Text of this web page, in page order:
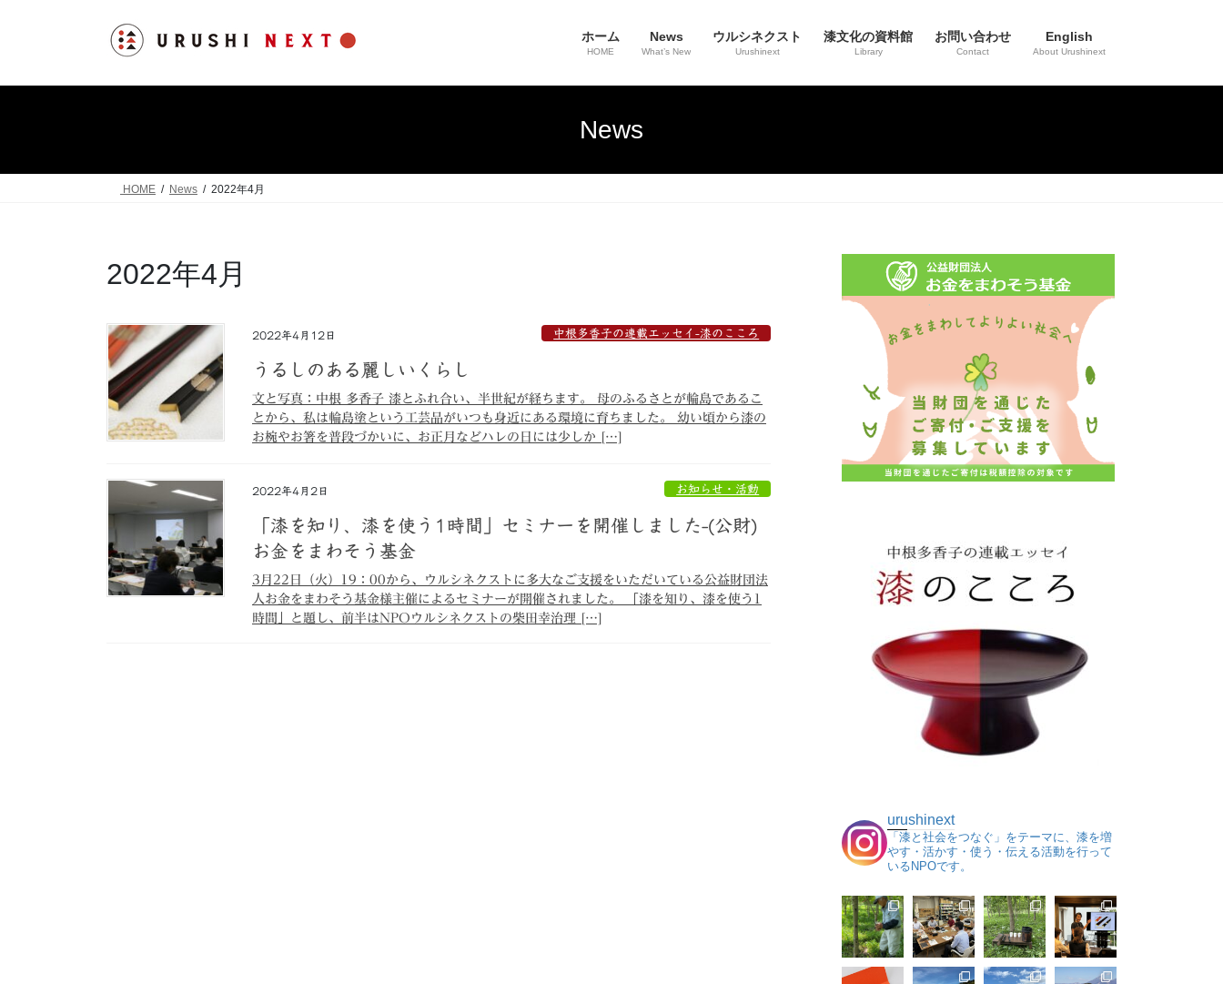
ホーム
HOME
News
What’s New
ウルシネクスト
Urushinext
漆文化の資料館
Library
お問い合わせ
Contact
English
About Urushinext
News
HOME News 2022年4月
2022年4月
2022年4月12日 中根多香子の連載エッセイ-漆のこころ
うるしのある麗しいくらし
文と写真：中根 多香子 漆とふれ合い、半世紀が経ちます。 母のふるさとが輪島であるこ
とから、私は輪島塗という工芸品がいつも身近にある環境に育ちました。 幼い頃から漆の
お椀やお箸を普段づかいに、お正月などハレの日には少しか […]
2022年4月2日 お知らせ・活動
「漆を知り、漆を使う1時間」セミナーを開催しました-(公財)
お金をまわそう基金
3月22日（火）19：00から、ウルシネクストに多大なご支援をいただいている公益財団法
人お金をまわそう基金様主催によるセミナーが開催されました。 「漆を知り、漆を使う1
時間」と題し、前半はNPOウルシネクストの柴田幸治理 […]
urushinext
「漆と社会をつなぐ」をテーマに、漆を増
やす・活かす・使う・伝える活動を行って
いるNPOです。